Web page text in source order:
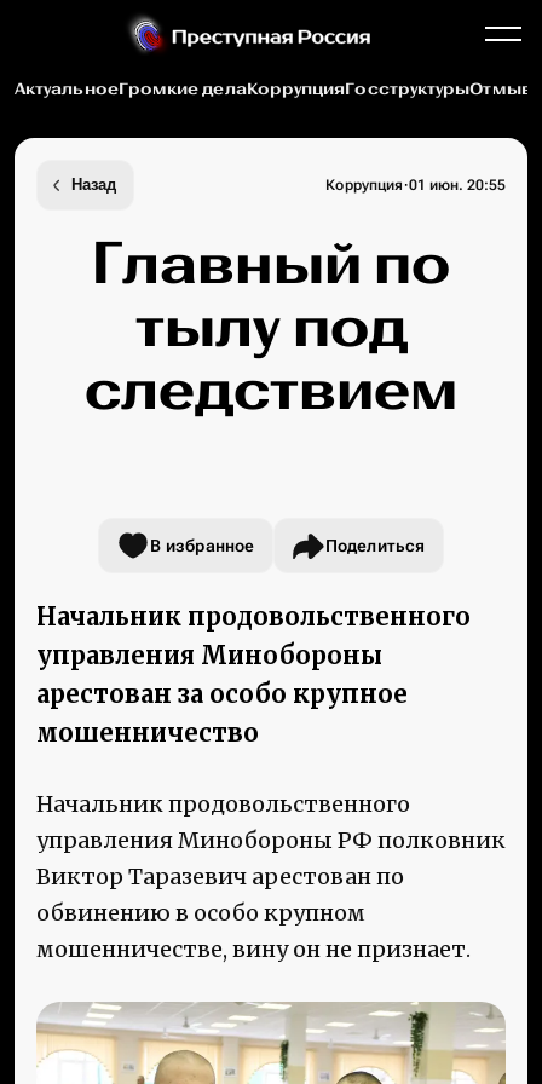
АктуальноеГромкие делаКоррупцияГосструктуры
Назад Коррупция·01 июн. 20:55
Главный по
тылу под
следствием
В избранное Поделиться
Начальник продовольственного
управления Минобороны
арестован за особо крупное
мошенничество
Начальник продовольственного
управления Минобороны РФ полковник
Виктор Таразевич арестован по
обвинению в особо крупном
мошенничестве, вину он не признает.